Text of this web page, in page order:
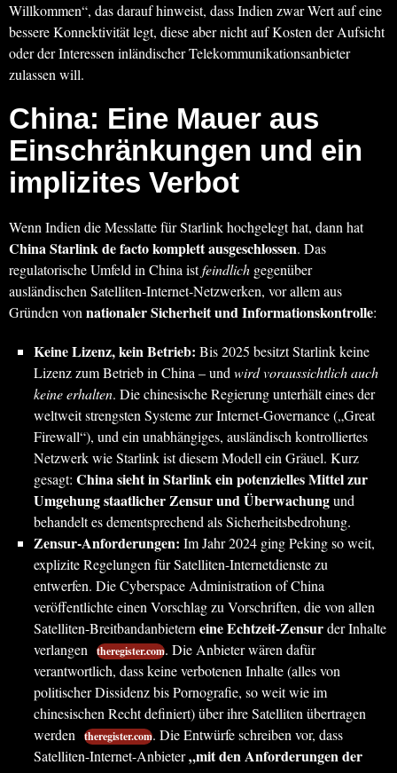
Willkommen“, das darauf hinweist, dass Indien zwar Wert auf eine
bessere Konnektivität legt, diese aber nicht auf Kosten der Aufsicht
oder der Interessen inländischer Telekommunikationsanbieter
zulassen will.
China: Eine Mauer aus
Einschränkungen und ein
implizites Verbot
Wenn Indien die Messlatte für Starlink hochgelegt hat, dann hat
China Starlink de facto komplett ausgeschlossen. Das
regulatorische Umfeld in China istfeindlich gegenüber
ausländischen Satelliten-Internet-Netzwerken, vor allem aus
Gründen vonnationaler Sicherheit und Informationskontrolle:
Keine Lizenz, kein Betrieb: Bis 2025 besitzt Starlink keine
Lizenz zum Betrieb in China – undwird voraussichtlich auch
keine erhalten. Die chinesische Regierung unterhält eines der
weltweit strengsten Systeme zur Internet-Governance („Great
Firewall“), und ein unabhängiges, ausländisch kontrolliertes
Netzwerk wie Starlink ist diesem Modell ein Gräuel. Kurz
gesagt: China sieht in Starlink ein potenzielles Mittel zur
Umgehung staatlicher Zensur und Überwachungund
behandelt es dementsprechend als Sicherheitsbedrohung.
Zensur-Anforderungen: Im Jahr 2024 ging Peking so weit,
explizite Regelungen für Satelliten-Internetdienste zu
entwerfen. Die Cyberspace Administration of China
veröffentlichte einen Vorschlag zu Vorschriften, die von allen
Satelliten-Breitbandanbieterneine Echtzeit-Zensurder Inhalte
verlangen theregister.com. Die Anbieter wären dafür
verantwortlich, dass keine verbotenen Inhalte (alles von
politischer Dissidenz bis Pornografie, so weit wie im
chinesischen Recht definiert) über ihre Satelliten übertragen
werden theregister.com. Die Entwürfe schreiben vor, dass
Satelliten-Internet-Anbieter„mit den Anforderungen der